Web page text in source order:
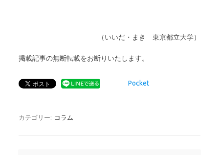
（いいだ・まき 東京都立大学）
掲載記事の無断転載をお断りいたします。
Pocket
カテゴリー: コラム